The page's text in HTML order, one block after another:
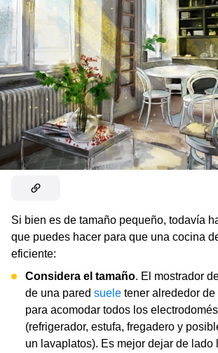
Si bien es de tamaño pequeño, todavía
que puedes hacer para que una cocina
eficiente:
Considera el tamaño. El mostrador
de una pared suele tener alrededor
para acomodar todos los
(refrigerador, estufa, fregadero y
un lavaplatos). Es mejor dejar de lado